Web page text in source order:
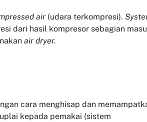
air (udara terkompresi).
dari hasil kompresor sebagian
air dryer.
cara menghisap dan
kepada pemakai (sistem